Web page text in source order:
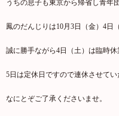
うちの息子も東京から帰省し青年
鳳のだんじりは10月3日（金）4日
誠に勝手ながら4日（土）は臨時休
5日は定休日ですので連休させてい
なにとぞご了承くださいませ。